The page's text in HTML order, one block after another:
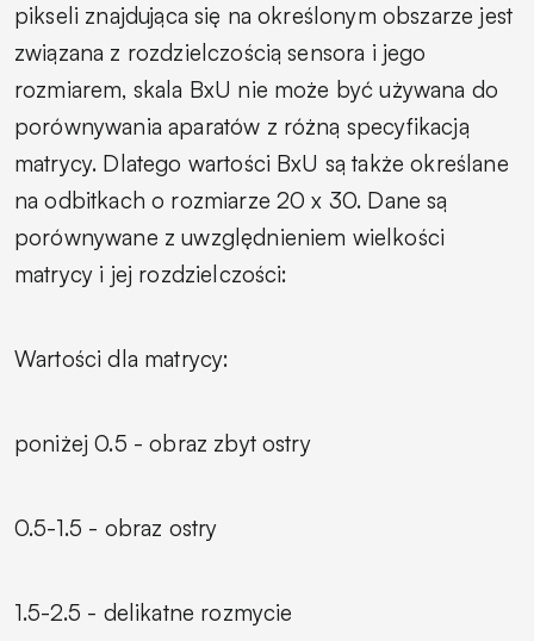
pikseli znajdująca się na określonym obszarze jest
związana z rozdzielczością sensora i jego
rozmiarem, skala BxU nie może być używana do
porównywania aparatów z różną specyfikacją
matrycy. Dlatego wartości BxU są także określane
na odbitkach o rozmiarze 20 x 30. Dane są
porównywane z uwzględnieniem wielkości
matrycy i jej rozdzielczości:
Wartości dla matrycy:
poniżej 0.5 - obraz zbyt ostry
0.5-1.5 - obraz ostry
1.5-2.5 - delikatne rozmycie